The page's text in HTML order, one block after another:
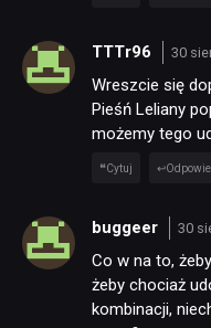
TTTr96 30
Wreszcie się
Pieśń Leliany
możemy tego
Cytuj
buggeer 30
Co w na to,
żeby chociaż
kombinacji,